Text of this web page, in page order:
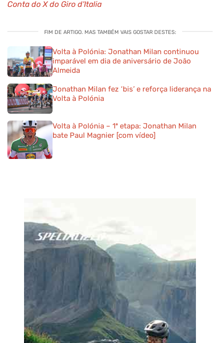
Conta do X do Giro d'Italia
FIM DE ARTIGO. MAS TAMBÉM VAIS GOSTAR DESTES:
Volta à Polónia: Jonathan Milan continuou
imparável em dia de aniversário de João
Almeida
Jonathan Milan fez ‘bis’ e reforça liderança na
Volta à Polónia
Volta à Polónia – 1ª etapa: Jonathan Milan
bate Paul Magnier [com vídeo]